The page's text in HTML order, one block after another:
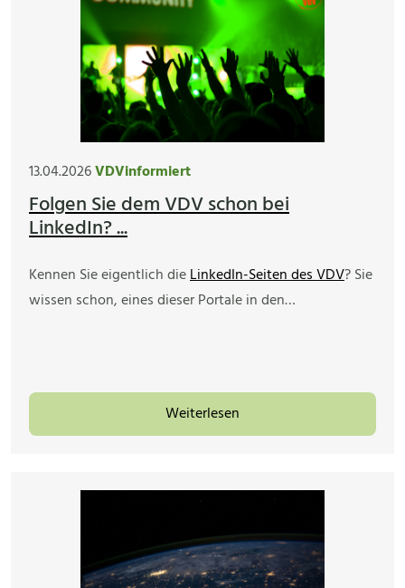
13.04.2026VDVinformiert
Folgen Sie dem VDV schon bei
LinkedIn? ...
Kennen Sie eigentlich dieLinkedIn-Seiten des VDV? Sie
wissen schon, eines dieser Portale in den…
Weiterlesen